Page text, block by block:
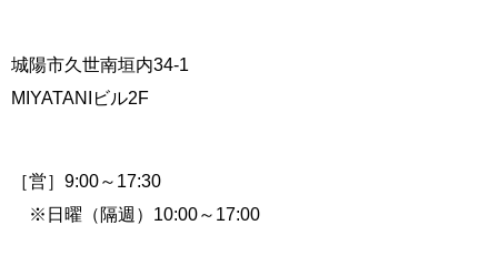
城陽市久世南垣内34-1
MIYATANIビル2F
［営］9:00～17:30
※日曜（隔週）10:00～17:00